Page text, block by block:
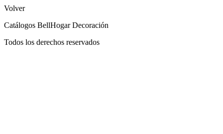
Ir
contenido
Volver
Catálogos BellHogar Decoración
Todos los derechos reservados